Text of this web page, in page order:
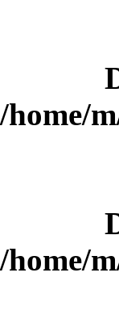
/home/
/home/